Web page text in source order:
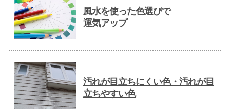
風水を使った色選びで
運気アップ
汚れが目立ちにくい色・汚れが目
立ちやすい色